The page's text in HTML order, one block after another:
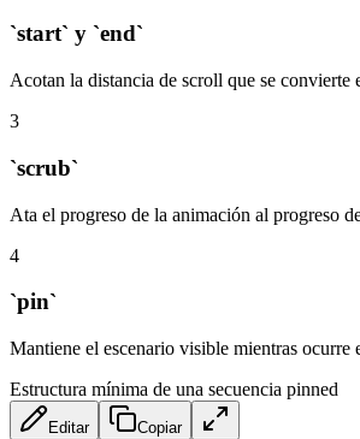
`start` y `end`
Acotan la distancia de scroll que se convierte
3
`scrub`
Ata el progreso de la animación al progreso
4
`pin`
Mantiene el escenario visible mientras ocurre
Estructura mínima de una secuencia pinned
Editar Copiar